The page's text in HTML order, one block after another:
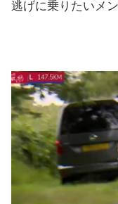
逃げに乗りたいメ